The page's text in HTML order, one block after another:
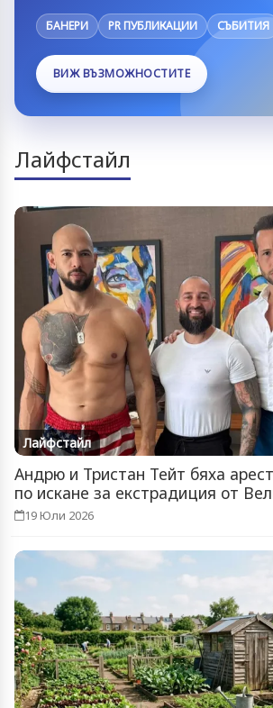
БАНЕРИ PR ПУБЛИКАЦИИ СЪБИТИЯ
ВИЖ ВЪЗМОЖНОСТИТЕ
Лайфстайл
Лайфстайл
Андрю и Тристан Тейт бяха
по искане за екстрадиция от
19 Юли 2026